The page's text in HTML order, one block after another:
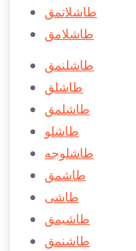
طاشلاتمق
طاشلامق
طاشلنمق
طاشلق
طاشلمق
طاشلو
طاشلوجه
طاشمق
طاشی
طاشيمق
طاشنمق